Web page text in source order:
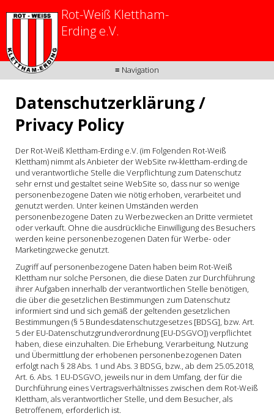
≡ Navigation
Rot-Weiß Klettham-
Erding e.V.
Datenschutzerklärung /
Privacy Policy
Der Rot-Weiß Klettham-Erding e.V. (im Folgenden Rot-Weiß
Klettham) nimmt als Anbieter der WebSite rw-klettham-erding.de
und verantwortliche Stelle die Verpflichtung zum Datenschutz
sehr ernst und gestaltet seine WebSite so, dass nur so wenige
personenbezogene Daten wie nötig erhoben, verarbeitet und
genutzt werden. Unter keinen Umständen werden
personenbezogene Daten zu Werbezwecken an Dritte vermietet
oder verkauft. Ohne die ausdrückliche Einwilligung des Besuchers
werden keine personenbezogenen Daten für Werbe- oder
Marketingzwecke genutzt.
Zugriff auf personenbezogene Daten haben beim Rot-Weiß
Klettham nur solche Personen, die diese Daten zur Durchführung
ihrer Aufgaben innerhalb der verantwortlichen Stelle benötigen,
die über die gesetzlichen Bestimmungen zum Datenschutz
informiert sind und sich gemäß der geltenden gesetzlichen
Bestimmungen (§ 5 Bundesdatenschutzgesetzes [BDSG], bzw. Art.
5 der EU-Datenschutzgrundverordnung [EU-DSGVO]) verpflichtet
haben, diese einzuhalten. Die Erhebung, Verarbeitung, Nutzung
und Übermittlung der erhobenen personenbezogenen Daten
erfolgt nach § 28 Abs. 1 und Abs. 3 BDSG, bzw., ab dem 25.05.2018,
Art. 6. Abs. 1 EU-DSGVO, jeweils nur in dem Umfang, der für die
Durchführung eines Vertragsverhältnisses zwischen dem Rot-Weiß
Klettham, als verantwortlicher Stelle, und dem Besucher, als
Betroffenem, erforderlich ist.